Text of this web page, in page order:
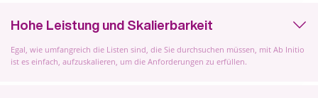
Hohe Leistung und Skalierbarkeit
Egal, wie umfangreich die Listen sind, die Sie durchsuchen müssen, mit Ab Initio
ist es einfach, aufzuskalieren, um die Anforderungen zu erfüllen.